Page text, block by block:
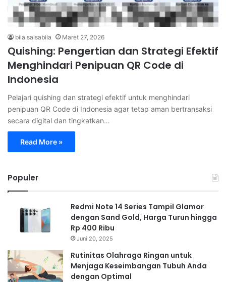
bila salsabila Maret 27, 2026
Quishing: Pengertian dan Strategi Efektif
Menghindari Penipuan QR Code di
Indonesia
Pelajari quishing dan strategi efektif untuk menghindari
penipuan QR Code di Indonesia agar tetap aman bertransaksi
secara digital dan tingkatkan…
Read More »
Populer
Redmi Note 14 Series Tampil Glamor
dengan Sand Gold, Harga Turun hingga
Rp 400 Ribu
Juni 20, 2025
Rutinitas Olahraga Ringan untuk
Menjaga Keseimbangan Tubuh Anda
dengan Optimal